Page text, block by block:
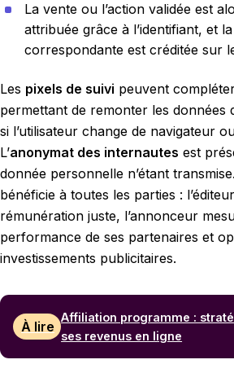
La vente ou l’action validée est
attribuée grâce à l’identifiant, et
correspondante est créditée sur
Les pixels de suivi peuvent
permettant de remonter les données
si l’utilisateur change de navigateur
L’anonymat des internautes est
donnée personnelle n’étant
bénéficie à toutes les parties :
rémunération juste, l’annonceur
performance de ses partenaires et
investissements publicitaires.
À lire
Affiliation programme :
ses revenus en ligne